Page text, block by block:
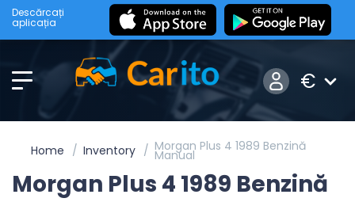
Descărcați
aplicația
€
Home Inventory Morgan Plus 4 1989 Benzină
Manual
Morgan Plus 4 1989 Benzină